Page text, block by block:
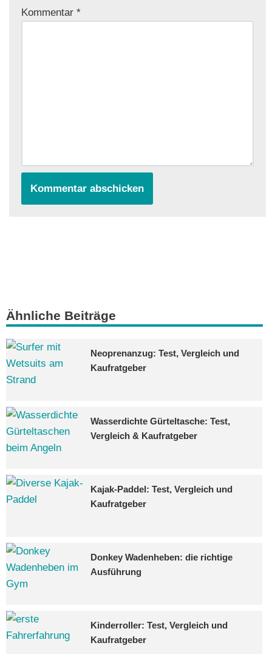
Kommentar *
Ähnliche Beiträge
Neoprenanzug: Test, Vergleich und
Kaufratgeber
Wasserdichte Gürteltasche: Test,
Vergleich & Kaufratgeber
Kajak-Paddel: Test, Vergleich und
Kaufratgeber
Donkey Wadenheben: die richtige
Ausführung
Kinderroller: Test, Vergleich und
Kaufratgeber